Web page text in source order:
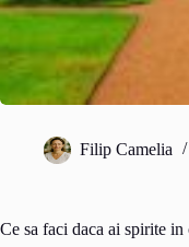
Filip Camelia
Ce sa faci daca ai spirite in